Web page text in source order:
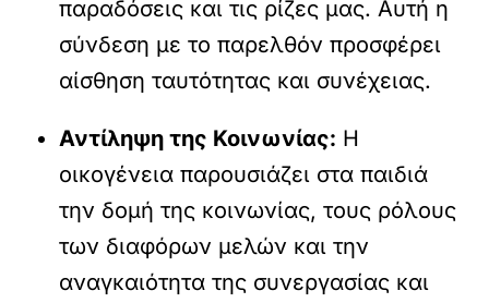
παραδόσεις και τις ρίζες μας. Αυτή η
σύνδεση με το παρελθόν προσφέρει
αίσθηση ταυτότητας και συνέχειας.
Αντίληψη της Κοινωνίας: Η
οικογένεια παρουσιάζει στα παιδιά
την δομή της κοινωνίας, τους ρόλους
των διαφόρων μελών και την
αναγκαιότητα της συνεργασίας και